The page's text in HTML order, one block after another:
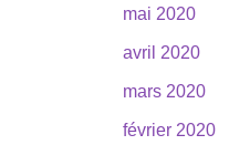
mai 2020
avril 2020
mars 2020
février 2020